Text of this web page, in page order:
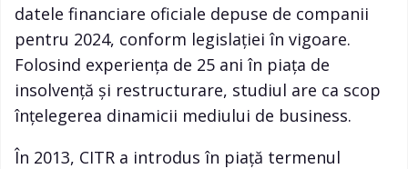
datele financiare oficiale depuse de companii
pentru 2024, conform legislației în vigoare.
Folosind experiența de 25 ani în piața de
insolvență și restructurare, studiul are ca scop
înțelegerea dinamicii mediului de business.
În 2013, CITR a introdus în piață termenul